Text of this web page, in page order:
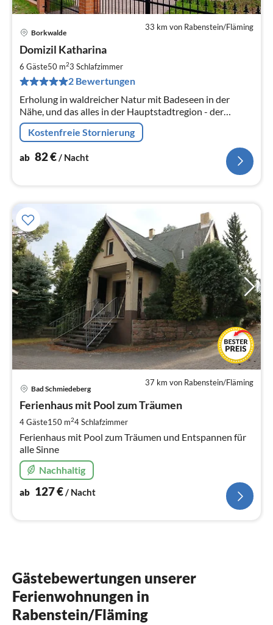
33 km von Rabenstein/Fläming
Borkwalde
Domizil Katharina
6 Gäste50 m23 Schlafzimmer
2 Bewertungen
Erholung in waldreicher Natur mit Badeseen in der
Nähe, und das alles in der Hauptstadtregion - der
deutschen Hauptstadt Berlin und der Landeshauptstadt
von Brandenburg - Potsdam.
Kostenfreie Stornierung
ab 82€/ Nacht
37 km von Rabenstein/Fläming
Bad Schmiedeberg
Ferienhaus mit Pool zum Träumen
4 Gäste150 m24Schlafzimmer
Ferienhaus mit Pool zum Träumen und Entspannen für
alle Sinne
Nachhaltig
ab 127€/ Nacht
Gästebewertungen unserer
Ferienwohnungen in
Rabenstein/Fläming